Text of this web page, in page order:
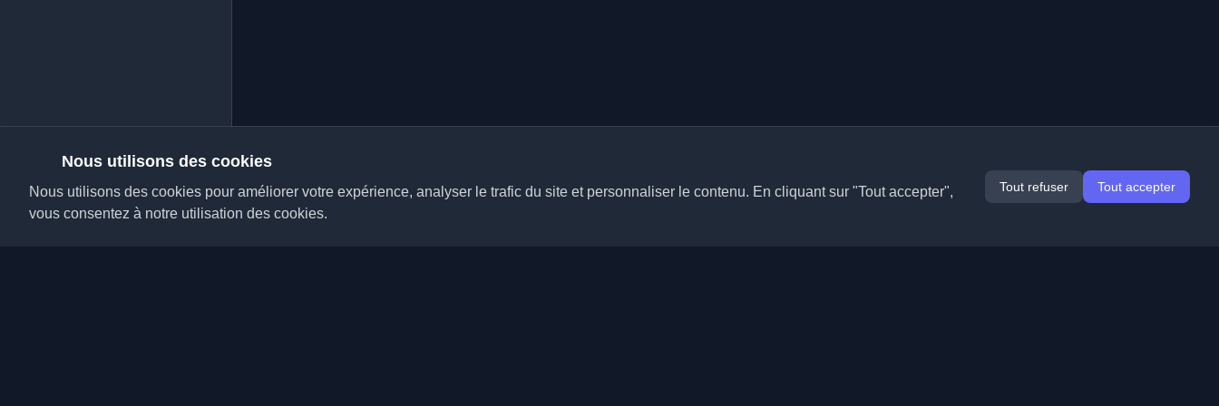
Nous utilisons des cookies
Nous utilisons des cookies pour améliorer votre expérience, analyser le trafic du site et personnaliser le contenu. En cliquant sur "Tout accepter",
vous consentez à notre utilisation des cookies.
Tout refuser Tout accepter